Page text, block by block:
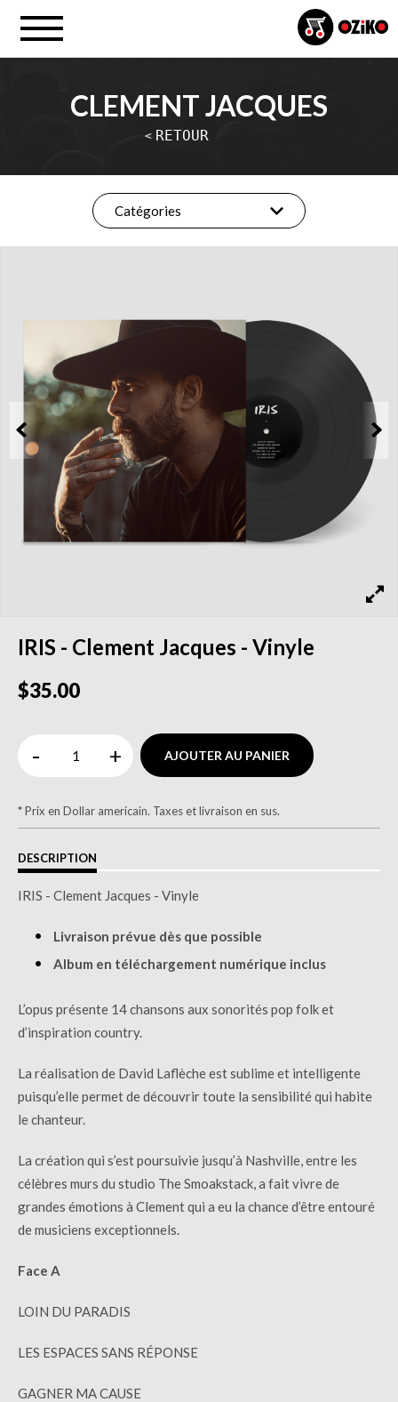
< RETOUR
CLEMENT JACQUES
Catégories
IRIS - Clement Jacques - Vinyle
$35.00
- + AJOUTER AU PANIER
* Prix en Dollar americain. Taxes et livraison en sus.
DESCRIPTION
IRIS - Clement Jacques - Vinyle
Livraison prévue dès que possible
Album en téléchargement numérique inclus
L’opus présente 14 chansons aux sonorités pop folk et
d’inspiration country.
La réalisation de David Laflèche est sublime et intelligente
puisqu’elle permet de découvrir toute la sensibilité qui habite
le chanteur.
La création qui s’est poursuivie jusqu’à Nashville, entre les
célèbres murs du studio The Smoakstack, a fait vivre de
grandes émotions à Clement qui a eu la chance d’être entouré
de musiciens exceptionnels.
Face A
LOIN DU PARADIS
LES ESPACES SANS RÉPONSE
GAGNER MA CAUSE